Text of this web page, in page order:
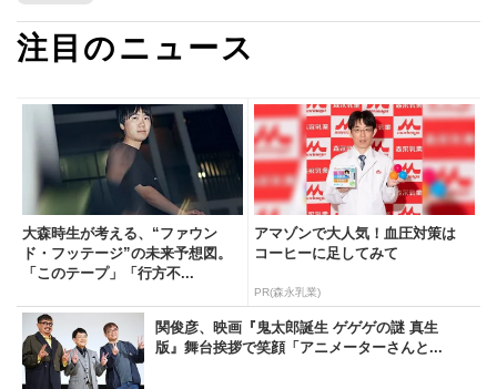
注目のニュース
大森時生が考える、“ファウン
ド・フッテージ”の未来予想図。
「このテープ」「行方不...
アマゾンで大人気！血圧対策は
コーヒーに足してみて
PR(森永乳業)
関俊彦、映画『鬼太郎誕生 ゲゲゲの謎 真生
版』舞台挨拶で笑顔「アニメーターさんと...